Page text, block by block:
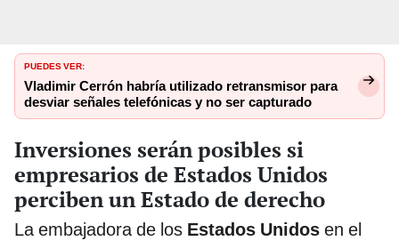
PUEDES VER:
Vladimir Cerrón habría utilizado retransmisor para
desviar señales telefónicas y no ser capturado
Inversiones serán posibles si
empresarios de Estados Unidos
perciben un Estado de derecho
La embajadora de los Estados Unidos en el